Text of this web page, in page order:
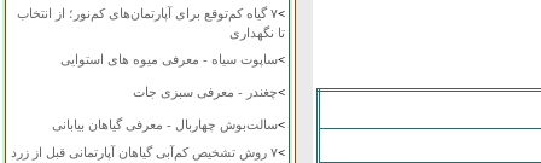
>
۷ گیاه کم‌توقع برای آپارتمان‌های کم‌نور؛ از انتخاب
تا نگهداری
>ساپوت سیاه - معرفی میوه های استوایی
>چغندر - معرفی سبزی جات
>سالت‌بوش چهاربال - معرفی گیاهان بیابانی
>
۷ روش تشخیص کم‌آبی گیاهان آپارتمانی قبل از زرد